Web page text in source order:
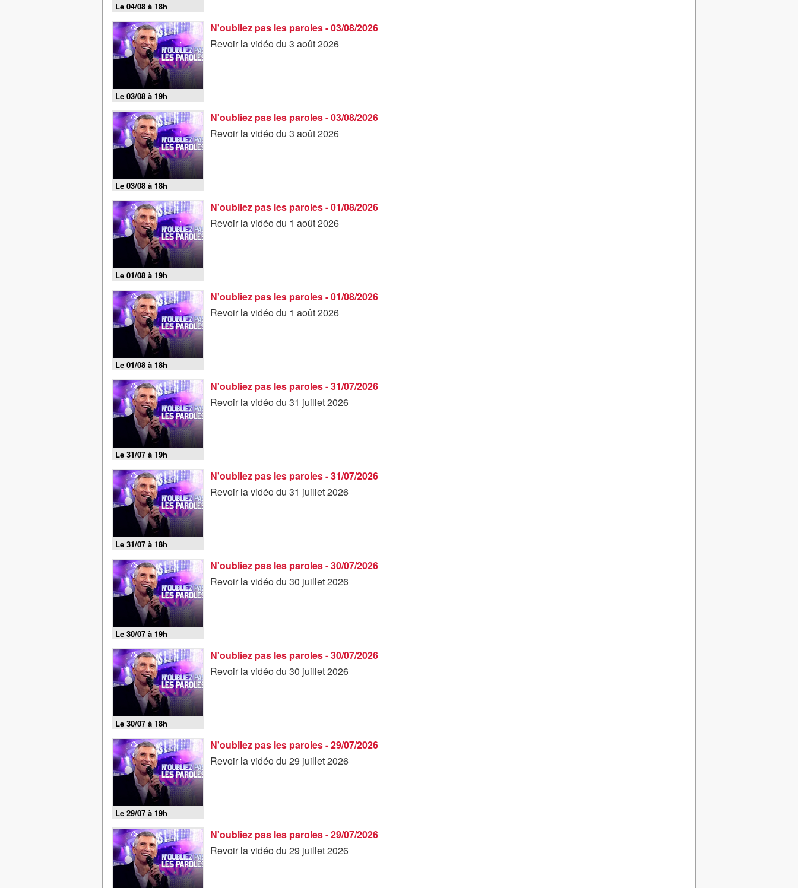
Le 04/08 à 18h
Le 03/08 à 19h
N'oubliez pas les paroles - 03/08/2026
Revoir la vidéo du 3 août 2026
Le 03/08 à 18h
N'oubliez pas les paroles - 03/08/2026
Revoir la vidéo du 3 août 2026
Le 01/08 à 19h
N'oubliez pas les paroles - 01/08/2026
Revoir la vidéo du 1 août 2026
Le 01/08 à 18h
N'oubliez pas les paroles - 01/08/2026
Revoir la vidéo du 1 août 2026
Le 31/07 à 19h
N'oubliez pas les paroles - 31/07/2026
Revoir la vidéo du 31 juillet 2026
Le 31/07 à 18h
N'oubliez pas les paroles - 31/07/2026
Revoir la vidéo du 31 juillet 2026
Le 30/07 à 19h
N'oubliez pas les paroles - 30/07/2026
Revoir la vidéo du 30 juillet 2026
Le 30/07 à 18h
N'oubliez pas les paroles - 30/07/2026
Revoir la vidéo du 30 juillet 2026
Le 29/07 à 19h
N'oubliez pas les paroles - 29/07/2026
Revoir la vidéo du 29 juillet 2026
N'oubliez pas les paroles - 29/07/2026
Revoir la vidéo du 29 juillet 2026